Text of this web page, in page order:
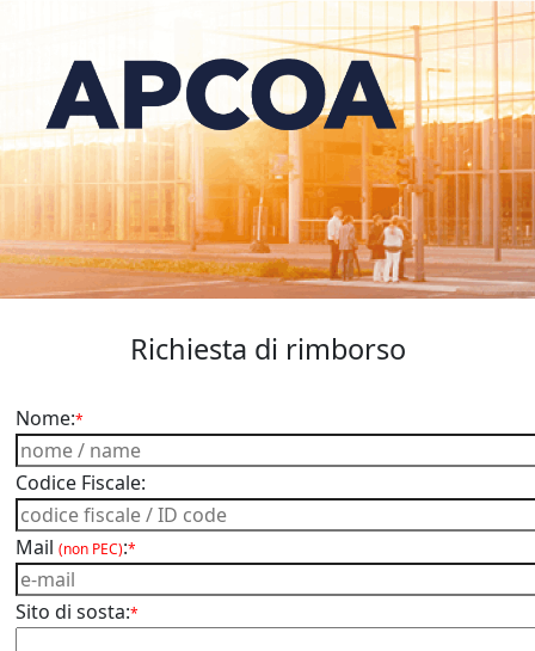
Richiesta di rimborso
Nome:*
Codice Fiscale:
Mail (non PEC):*
Sito di sosta:*